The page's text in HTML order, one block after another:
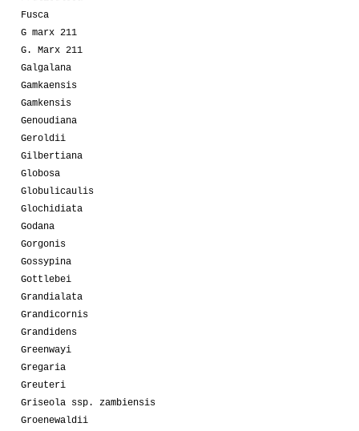
Fusca
G marx 211
G. Marx 211
Galgalana
Gamkaensis
Gamkensis
Genoudiana
Geroldii
Gilbertiana
Globosa
Globulicaulis
Glochidiata
Godana
Gorgonis
Gossypina
Gottlebei
Grandialata
Grandicornis
Grandidens
Greenwayi
Gregaria
Greuteri
Griseola ssp. zambiensis
Groenewaldii